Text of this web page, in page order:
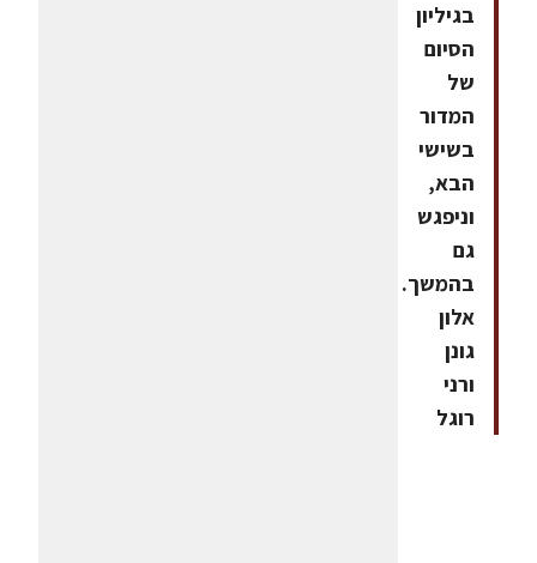
בגיליון
הסיום
של
המדור
בשישי
הבא,
וניפגש
גם
בהמשך.
אלון
גונן
ורני
רוגל